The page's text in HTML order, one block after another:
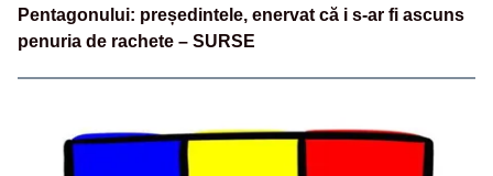
Pentagonului: președintele, enervat că i s-ar fi ascuns
penuria de rachete – SURSE